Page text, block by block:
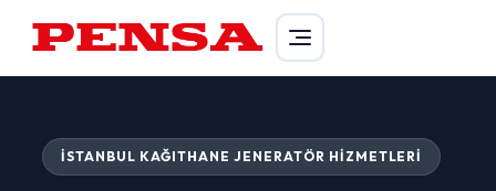
PENSA Generator
İSTANBUL KAĞITHANE JENERATÖR HIZMETLERI